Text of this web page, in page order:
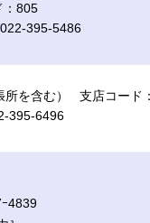
805
395-5486
所を含む） 支店コード
395-6496
4839